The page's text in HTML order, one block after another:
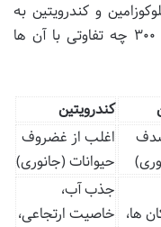
و کندرویتین به
کرات شنیده می شوند. اما پیاسکلیدین ۳۰۰ چه تفاوتی با آن ها
کندرویتین
اغلب از غضروف
حیوانات (جانوری)
ها،
جذب آب،
خاصیت ارتجاعی،